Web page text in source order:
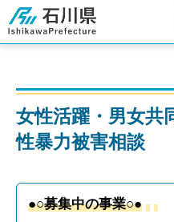
石川県
女性活躍・男女共
性暴力被害相談
●○募集中の事業○●